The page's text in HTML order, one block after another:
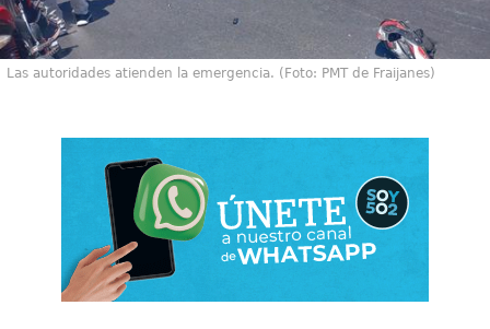
Las autoridades atienden la emergencia. (Foto: PMT de Fraijanes)